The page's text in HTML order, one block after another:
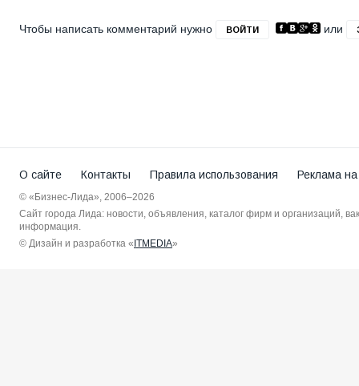
Чтобы написать комментарий нужно ВОЙТИ или
О сайте Контакты Правила использования Реклама
© «Бизнес-Лида», 2006–2026
Сайт города Лида: новости, объявления, каталог фирм и организаций,
информация.
© Дизайн и разработка «ITMEDIA»